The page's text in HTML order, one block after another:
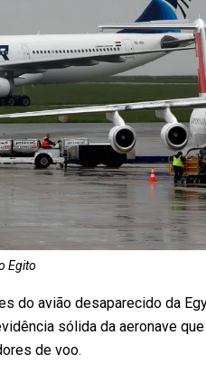
Egito
do avião desaparecido da
sólida da aeronave
de voo.